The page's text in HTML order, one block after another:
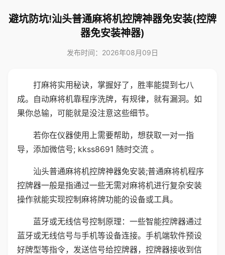
避坑防坑!汕头普通麻将机控牌神器免安装(控牌
器免安装神器)
发布时间：2026年08月09日
打麻将实用秘诀，掌握好了，胜率能提到七八
成。自动麻将机靠程序洗牌，有规律，就有漏洞。如
果你总输，可能就是没注意这些细节。
若你在仪器使用上需要帮助，想获取一对一指
导，添加微信号; kkss8691 随时交流 。
汕头普通麻将机控牌神器免安装;普通麻将机程序
控牌器一般是指通过一些无需对麻将机进行复杂安装
操作就能实现控制麻将牌功能的设备或工具。
蓝牙或无线信号控制原理：一些智能控牌器通过
蓝牙或无线信号与手机等设备连接。手机端软件预设
好牌型等指令，发送信号给控牌器，控牌器接收到信